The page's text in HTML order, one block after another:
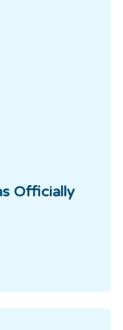
Officially